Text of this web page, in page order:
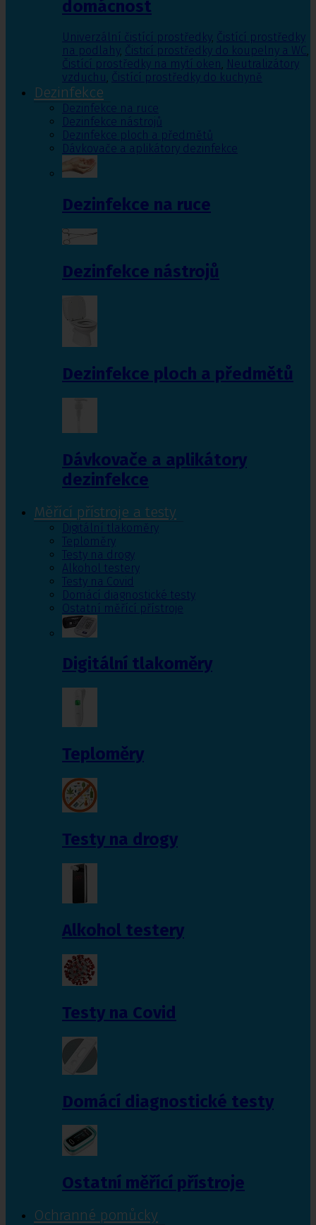
domácnost
Univerzální čistící prostředky, Čistící prostředky
na podlahy, Čisticí prostředky do koupelny a WC,
Čistící prostředky na mytí oken, Neutralizátory
vzduchu, Čistící prostředky do kuchyně
Dezinfekce
Dezinfekce na ruce
Dezinfekce nástrojů
Dezinfekce ploch a předmětů
Dávkovače a aplikátory dezinfekce
Dezinfekce na ruce
Dezinfekce nástrojů
Dezinfekce ploch a předmětů
Dávkovače a aplikátory
dezinfekce
Měřící přístroje a testy
Digitální tlakoměry
Teploměry
Testy na drogy
Alkohol testery
Testy na Covid
Domácí diagnostické testy
Ostatní měřící přístroje
Digitální tlakoměry
Teploměry
Testy na drogy
Alkohol testery
Testy na Covid
Domácí diagnostické testy
Ostatní měřící přístroje
Ochranné pomůcky